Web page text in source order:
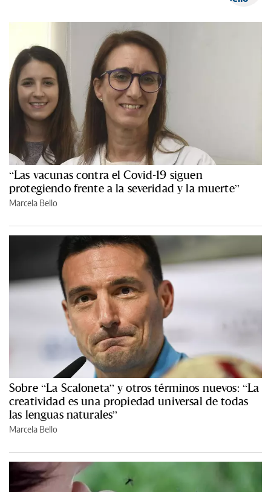
“Las vacunas contra el Covid-19 siguen
protegiendo frente a la severidad y la muerte”
Marcela Bello
Sobre “La Scaloneta” y otros términos nuevos: “La
creatividad es una propiedad universal de todas
las lenguas naturales”
Marcela Bello